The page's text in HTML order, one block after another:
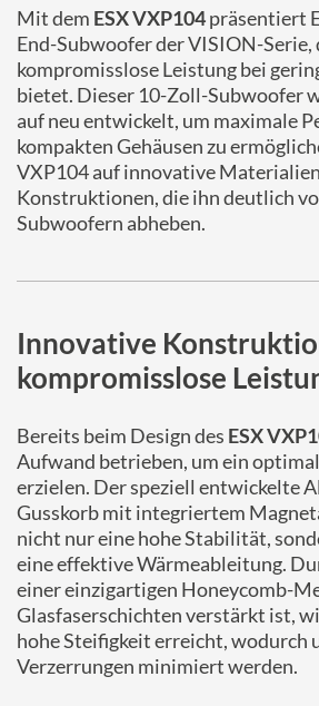
Mit dem ESX VXP104präsentiert
End-Subwoofer der VISION-Serie,
kompromisslose Leistung bei
bietet. Dieser 10-Zoll-Subwoofer
auf neu entwickelt, um maximale
kompakten Gehäusen zu
VXP104 auf innovative
Konstruktionen, die ihn deutlich
Subwoofern abheben.
Innovative
kompromisslose
Bereits beim Design des ESX
Aufwand betrieben, um ein
erzielen. Der speziell entwickelte
Gusskorb mit integriertem
nicht nur eine hohe Stabilität,
eine effektive Wärmeableitung.
einer einzigartigen Honeycomb-
Glasfaserschichten verstärkt ist,
hohe Steifigkeit erreicht, wodurch
Verzerrungen minimiert werden.